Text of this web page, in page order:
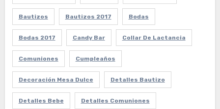
Bautizos Bautizos 2017 Bodas
Bodas 2017 Candy Bar Collar De Lactancia
Comuniones Cumpleaños
Decoración Mesa Dulce Detalles Bautizo
Detalles Bebe Detalles Comuniones